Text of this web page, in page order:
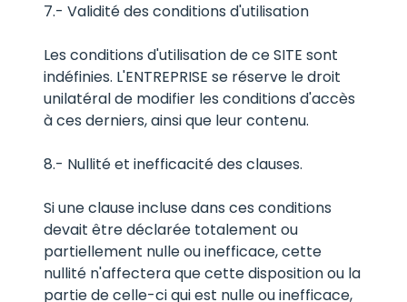
7.- Validité des conditions d'utilisation
Les conditions d'utilisation de ce SITE sont
indéfinies. L'ENTREPRISE se réserve le droit
unilatéral de modifier les conditions d'accès
à ces derniers, ainsi que leur contenu.
8.- Nullité et inefficacité des clauses.
Si une clause incluse dans ces conditions
devait être déclarée totalement ou
partiellement nulle ou inefficace, cette
nullité n'affectera que cette disposition ou la
partie de celle-ci qui est nulle ou inefficace,